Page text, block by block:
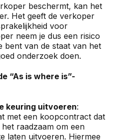
beschermt, kan het
Het geeft de verkoper
voor
neem je dus een risico
bent van de staat van het
onderzoek doen.
“As is where is”-
keuring uitvoeren:
met een koopcontract dat
raadzaam om een
laten uitvoeren. Hiermee